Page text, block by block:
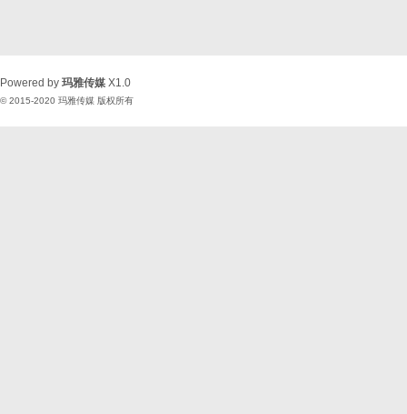
Powered by 玛雅传媒 X1.0
© 2015-2020 玛雅传媒 版权所有